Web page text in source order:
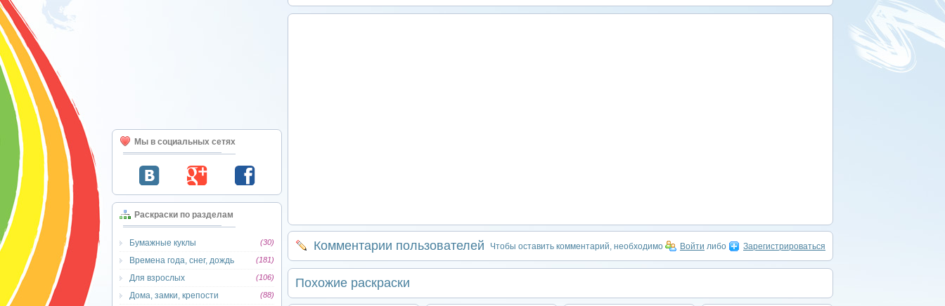
Мы в социальных сетях
Раскраски по разделам
Бумажные куклы (30)
Времена года, снег, дождь (181)
Для взрослых (106)
Дома, замки, крепости (88)
Комментарии пользователей Чтобы оставить комментарий, необходимо Войти либо Зарегистрироваться
Похожие раскраски